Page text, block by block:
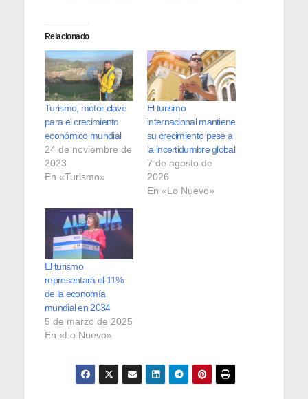
Relacionado
Turismo, motor clave
para el crecimiento
económico mundial
24 de noviembre de
2023
En «Turismo»
El turismo
internacional mantiene
su crecimiento pese a
la incertidumbre global
7 de agosto de
2026
En «Lo Nuevo»
El turismo
representará el 11%
de la economía
mundial en 2034
5 de marzo de 2025
En «Lo Nuevo»